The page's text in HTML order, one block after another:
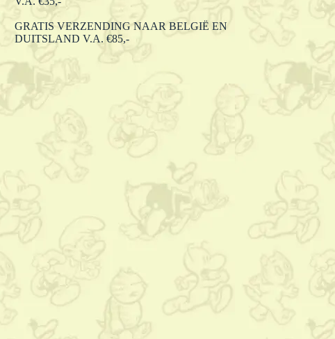
GRATIS VERZENDING NAAR BELGIË EN
DUITSLAND V.A. €85,-